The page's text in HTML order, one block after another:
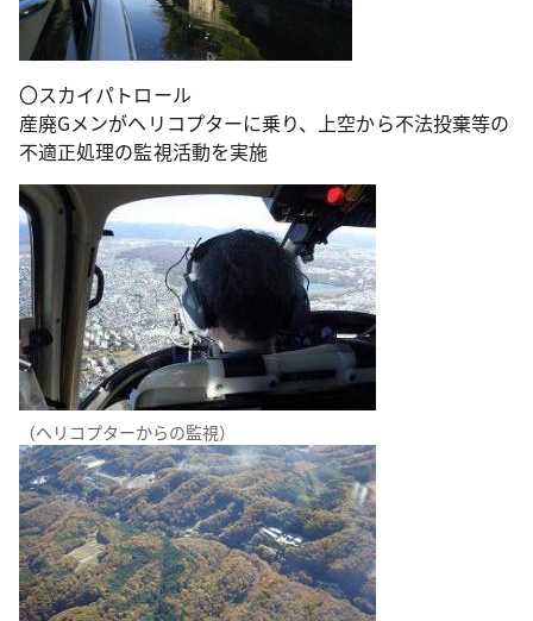
〇スカイパトロール
産廃Gメンがヘリコプターに乗り、上空から不法投棄等の
不適正処理の監視活動を実施
（ヘリコプターからの監視）